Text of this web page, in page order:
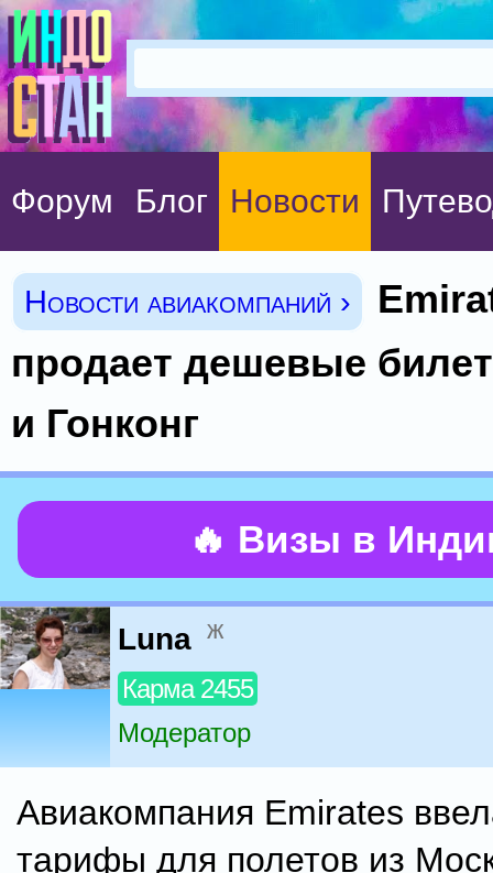
Форум Блог Новости
Новости авиакомпаний ›
продает дешевые
и Гонконг
🔥 Визы в
Luna ж
Карма 2455
Модератор
Авиакомпания Emirates
тарифы для полетов из